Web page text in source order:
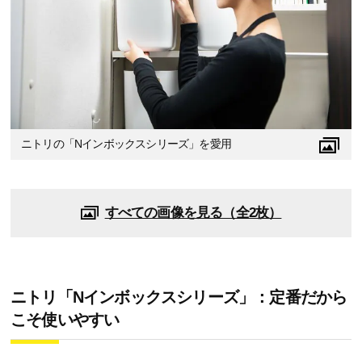
ニトリの「Nインボックスシリーズ」を愛用
すべての画像を見る（全2枚）
ニトリ「Nインボックスシリーズ」：定番だから
こそ使いやすい